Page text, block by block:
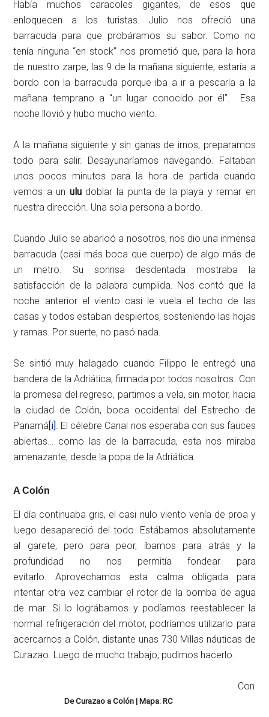
Había muchos caracoles gigantes, de esos que
enloquecen a los turistas.
Julio nos ofreció una
barracuda para que probáramos su sabor. Como no
tenía ninguna “en stock” nos prometió que, para la hora
de nuestro zarpe, las 9 de la mañana siguiente, estaría a
bordo con la barracuda porque iba a ir a pescarla a la
mañana temprano a “un lugar conocido por él”. Esa
noche llovió y hubo mucho viento.
A la mañana siguiente y sin ganas de irnos, preparamos
todo para salir. Desayunaríamos navegando. Faltaban
unos pocos minutos para la hora de partida cuando
vemos a un uludoblar la punta de la playa y remar en
nuestra dirección. Una sola persona a bordo.
Cuando Julio se abarloó a nosotros, nos dio una inmensa
barracuda (casi más boca que cuerpo) de algo más de
un metro. Su sonrisa desdentada mostraba la
satisfacción de la palabra cumplida. Nos contó que la
noche anterior el viento casi le vuela el techo de las
casas y todos estaban despiertos, sosteniendo las hojas
y ramas. Por suerte, no pasó nada.
Se sintió muy halagado cuando Filippo le entregó una
bandera de la Adriática, firmada por todos nosotros. Con
la promesa del regreso, partimos a vela, sin motor, hacia
la ciudad de Colón, boca occidental del Estrecho de
Panamá[i]. El célebre Canal nos esperaba con sus fauces
abiertas… como las de la barracuda, esta nos miraba
amenazante, desde la popa de la Adriática.
A Colón
El día continuaba gris, el casi nulo viento venía de proa y
luego desapareció del todo. Estábamos absolutamente
al garete, pero para peor, íbamos para atrás y la
profundidad no nos permitía fondear para
evitarlo. Aprovechamos esta calma obligada para
intentar otra vez cambiar el rotor de la bomba de agua
de mar. Si lo lográbamos y podíamos reestablecer la
normal refrigeración del motor, podríamos utilizarlo para
acercarnos a Colón, distante unas 730 Millas náuticas de
Curazao. Luego de mucho trabajo, pudimos hacerlo.
De Curazao a Colón | Mapa: RC
Con